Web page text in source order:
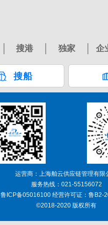
搜港 独家 企
搜船
运营商：上海舶云供应链管理有限
服务热线：021-55156072
鲁ICP备05016100 经营许可证：鲁B2-
©2018-2020 版权所有